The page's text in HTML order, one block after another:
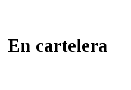
En cartelera